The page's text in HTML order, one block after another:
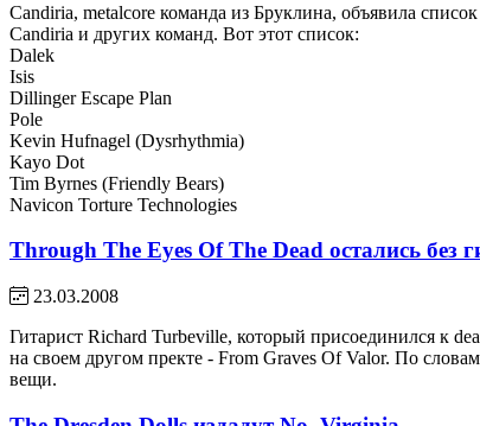
Candiria, metalcore команда из Бруклина, объявила
Candiria и других команд. Вот этот список:
Dalek
Isis
Dillinger Escape Plan
Pole
Kevin Hufnagel (Dysrhythmia)
Kayo Dot
Tim Byrnes (Friendly Bears)
Navicon Torture Technologies
Through The Eyes Of The Dead остались без
23.03.2008
Гитарист Richard Turbeville, который присоединился к
на своем другом пректе - From Graves Of Valor. По
вещи.